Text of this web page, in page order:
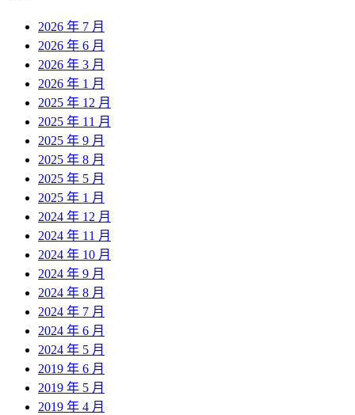
2026 年 7 月
2026 年 6 月
2026 年 3 月
2026 年 1 月
2025 年 12 月
2025 年 11 月
2025 年 9 月
2025 年 8 月
2025 年 5 月
2025 年 1 月
2024 年 12 月
2024 年 11 月
2024 年 10 月
2024 年 9 月
2024 年 8 月
2024 年 7 月
2024 年 6 月
2024 年 5 月
2019 年 6 月
2019 年 5 月
2019 年 4 月